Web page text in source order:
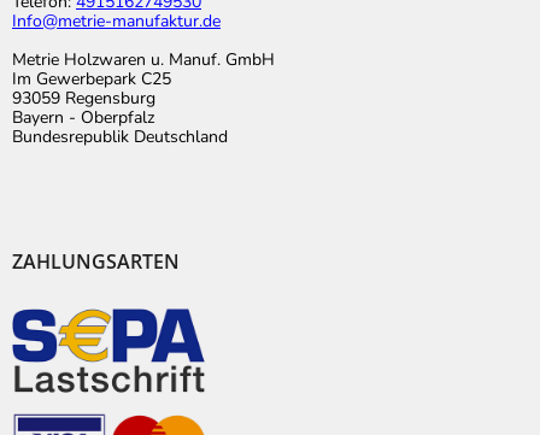
Info@metrie-manufaktur.de
Metrie Holzwaren u. Manuf. GmbH
Im Gewerbepark C25
93059 Regensburg
Bayern - Oberpfalz
Bundesrepublik Deutschland
ZAHLUNGSARTEN